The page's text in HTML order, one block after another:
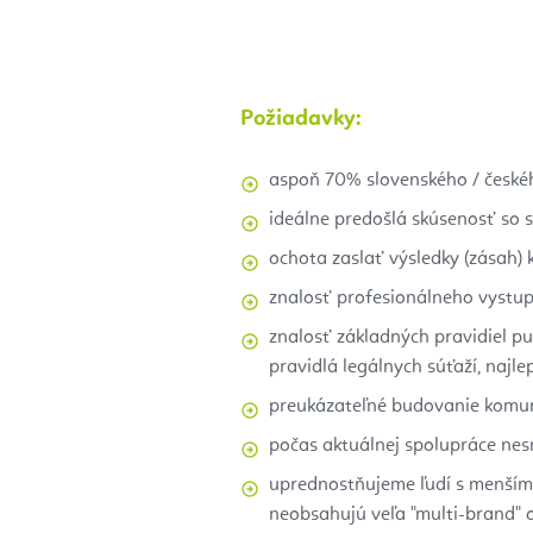
Požiadavky:
aspoň 70% slovenského /
ideálne predošlá skúsenosť so
ochota zaslať výsledky (zásah)
znalosť profesionálneho
znalosť základných pravidiel
pravidlá legálnych súťaží,
preukázateľné budovanie
počas aktuálnej spolupráce
uprednostňujeme ľudí s
neobsahujú veľa "multi-brand"